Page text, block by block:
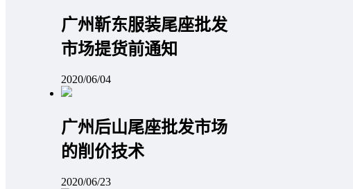
广州靳东服装尾座批发
市场提货前通知
2020/06/04
广州后山尾座批发市场
的削价技术
2020/06/23